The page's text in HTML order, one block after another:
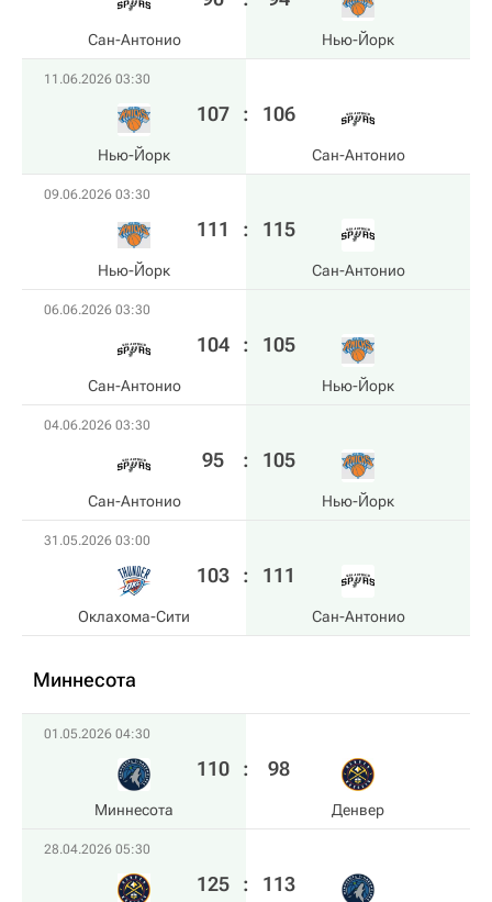
Сан-Антонио Нью-Йорк
11.06.2026 03:30
Нью-Йорк
107 : 106
Сан-Антонио
09.06.2026 03:30
Нью-Йорк
111 : 115
Сан-Антонио
06.06.2026 03:30
Сан-Антонио
104 : 105
Нью-Йорк
04.06.2026 03:30
Сан-Антонио
95 : 105
Нью-Йорк
31.05.2026 03:00
Оклахома-Сити
103 : 111
Сан-Антонио
Миннесота
01.05.2026 04:30
Миннесота
110 : 98
Денвер
28.04.2026 05:30
125 : 113